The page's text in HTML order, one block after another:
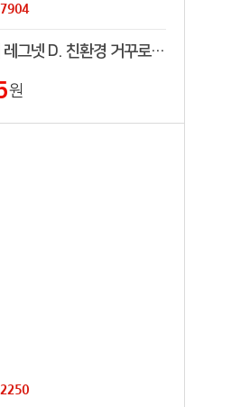
[REGNET] 레그넷 D. 친환경 거꾸로 우산(접는자동). 장우산
원